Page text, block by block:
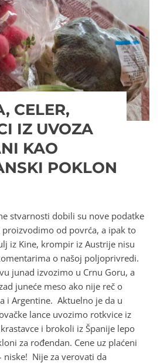
CELER,
IZ UVOZA
KAO
POKLON
stvarnosti dobili su nove podatke
proizvodimo od povrća, a ipak to
iz Kine, krompir iz Austrije nisu
o našoj poljoprivredi.
junad izvozimo u Crnu Goru, a
juneće meso ako nije reč o
i Argentine. Aktuelno je da u
lance uvozimo rotkvice iz
i brokoli iz Španije lepo
za rođendan. Cene uz plaćeni
niske! Nije za verovati da